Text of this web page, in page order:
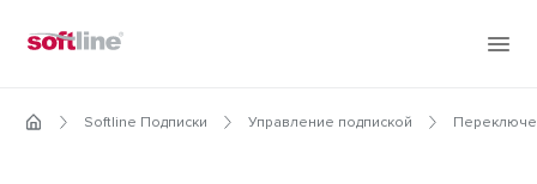
Softline Подписки Управление подпиской